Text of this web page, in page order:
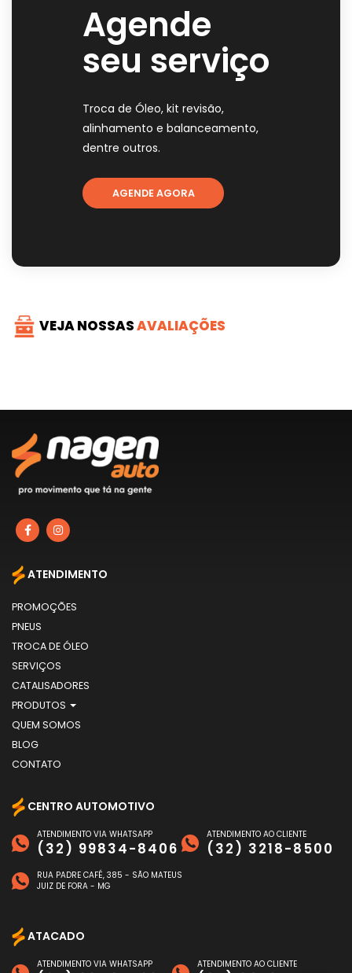
Agende
seu serviço
Troca de Óleo, kit revisão,
alinhamento e balanceamento,
dentre outros.
AGENDE AGORA
VEJA NOSSASAVALIAÇÕES
ATENDIMENTO
PROMOÇÕES
PNEUS
TROCA DE ÓLEO
SERVIÇOS
CATALISADORES
PRODUTOS
QUEM SOMOS
BLOG
CONTATO
CENTRO AUTOMOTIVO
ATENDIMENTO VIA WHATSAPP
(32) 99834-8406
ATENDIMENTO AO CLIENTE
(32) 3218-8500
RUA PADRE CAFÉ, 385 - SÃO MATEUS
JUIZ DE FORA - MG
ATACADO
ATENDIMENTO VIA WHATSAPP ATENDIMENTO AO CLIENTE